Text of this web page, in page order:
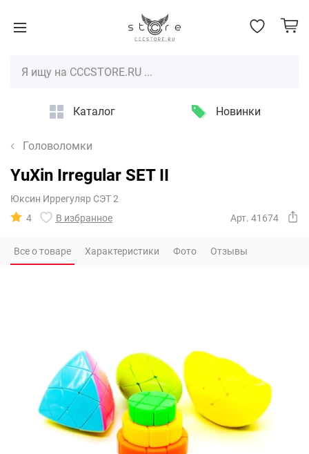
Каталог Новинки
Головоломки
YuXin Irregular SET II
Юксин Иррегуляр СЭТ 2
4
В избранное Арт. 41674
Все о товаре Характеристики Фото Отзывы